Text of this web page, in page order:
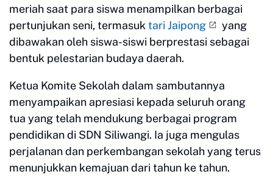
meriah saat para siswa menampilkan berbagai
pertunjukan seni, termasuktari Jaipong
yang
dibawakan oleh siswa-siswi berprestasi sebagai
bentuk pelestarian budaya daerah.
Ketua Komite Sekolah dalam sambutannya
menyampaikan apresiasi kepada seluruh orang
tua yang telah mendukung berbagai program
pendidikan di SDN Siliwangi. Ia juga mengulas
perjalanan dan perkembangan sekolah yang terus
menunjukkan kemajuan dari tahun ke tahun.